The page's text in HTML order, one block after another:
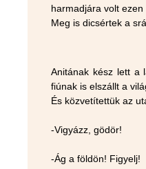
harmadjára volt
Meg is dicsértek a
Anitának kész lett a
fiúnak is elszállt a
És közvetítettük az
-Vigyázz, gödör!
-Ág a földön! Figyelj!